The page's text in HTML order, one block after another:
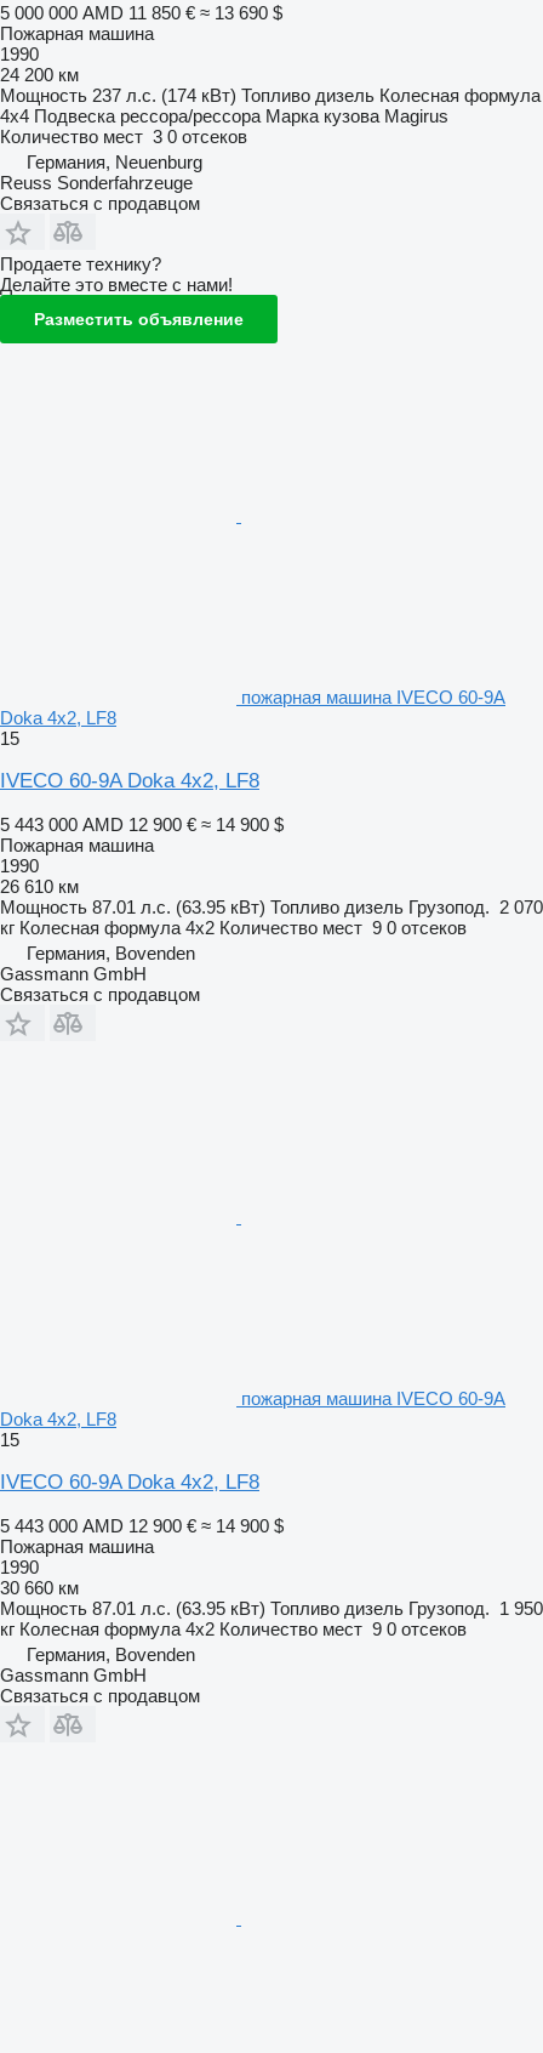
5 000 000 AMD 11 850 € ≈ 13 690 $
Пожарная машина
1990
24 200 км
Мощность 237 л.с. (174 кВт) Топливо дизель Колесная формула
4x4 Подвеска рессора/рессора Марка кузова Magirus
Количество мест 3 0 отсеков
Германия, Neuenburg
Reuss Sonderfahrzeuge
Связаться с продавцом
Продаете технику?
Делайте это вместе с нами!
Разместить объявление
пожарная машина IVECO 60-9A
Doka 4x2, LF8
15
IVECO 60-9A Doka 4x2, LF8
5 443 000 AMD 12 900 € ≈ 14 900 $
Пожарная машина
1990
26 610 км
Мощность 87.01 л.с. (63.95 кВт) Топливо дизель Грузопод. 2 070
кг Колесная формула 4x2 Количество мест 9 0 отсеков
Германия, Bovenden
Gassmann GmbH
Связаться с продавцом
пожарная машина IVECO 60-9A
Doka 4x2, LF8
15
IVECO 60-9A Doka 4x2, LF8
5 443 000 AMD 12 900 € ≈ 14 900 $
Пожарная машина
1990
30 660 км
Мощность 87.01 л.с. (63.95 кВт) Топливо дизель Грузопод. 1 950
кг Колесная формула 4x2 Количество мест 9 0 отсеков
Германия, Bovenden
Gassmann GmbH
Связаться с продавцом